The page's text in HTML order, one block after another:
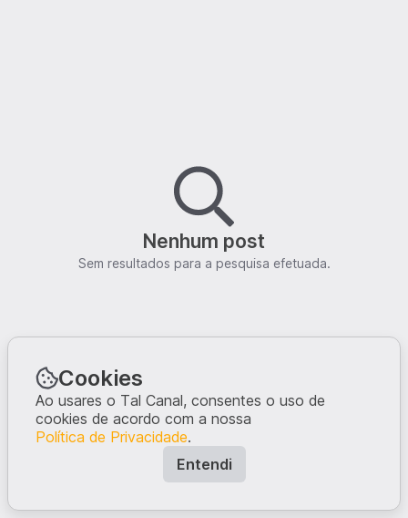
Nenhum post
Sem resultados para a pesquisa efetuada.
Cookies
Ao usares o Tal Canal, consentes o uso de
cookies de acordo com a nossa
Política de Privacidade.
Entendi